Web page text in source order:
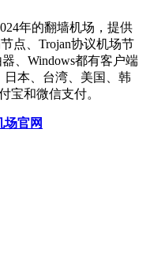
年的翻墙机场，提供
点、Trojan协议机场节
、Windows都有客户端
本、台湾、美国、韩
宝和微信支付。
场官网